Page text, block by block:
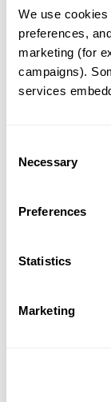
We use
preferences,
marketing (for
campaigns).
services
Selection
Necessary
Preferences
Statistics
Marketing
기술
Gene browser
매달 뉴스레터를